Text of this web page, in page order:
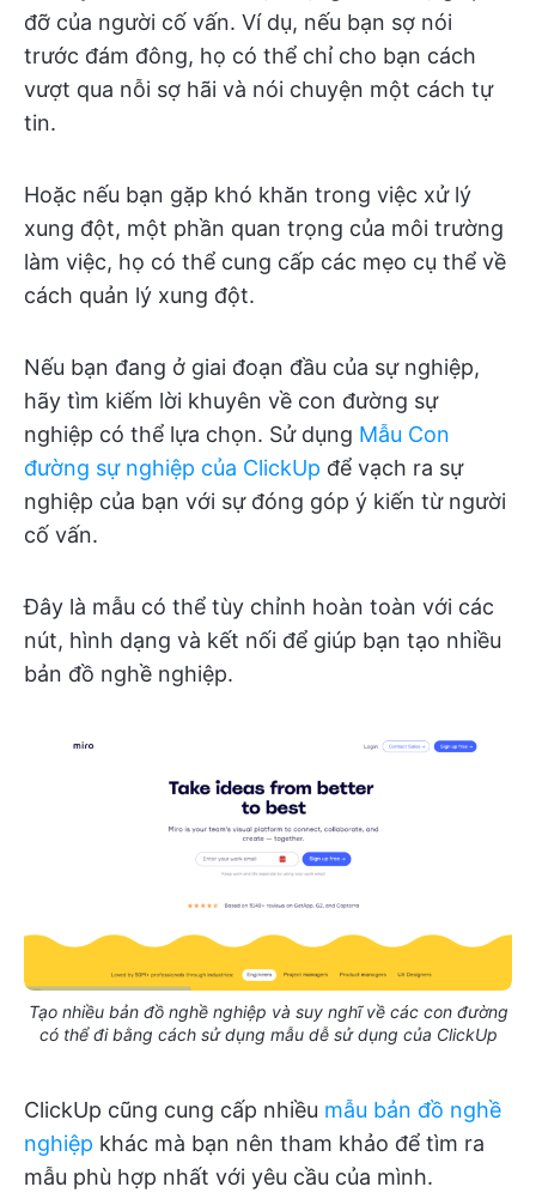
đỡ của người cố vấn. Ví dụ, nếu bạn sợ nói
trước đám đông, họ có thể chỉ cho bạn cách
vượt qua nỗi sợ hãi và nói chuyện một cách tự
tin.
Hoặc nếu bạn gặp khó khăn trong việc xử lý
xung đột, một phần quan trọng của môi trường
làm việc, họ có thể cung cấp các mẹo cụ thể về
cách quản lý xung đột.
Nếu bạn đang ở giai đoạn đầu của sự nghiệp,
hãy tìm kiếm lời khuyên về con đường sự
nghiệp có thể lựa chọn. Sử dụng Mẫu Con
đường sự nghiệp của ClickUp để vạch ra sự
nghiệp của bạn với sự đóng góp ý kiến từ người
cố vấn.
Đây là mẫu có thể tùy chỉnh hoàn toàn với các
nút, hình dạng và kết nối để giúp bạn tạo nhiều
bản đồ nghề nghiệp.
Tạo nhiều bản đồ nghề nghiệp và suy nghĩ về các con đường
có thể đi bằng cách sử dụng mẫu dễ sử dụng của ClickUp
ClickUp cũng cung cấp nhiều mẫu bản đồ nghề
nghiệp khác mà bạn nên tham khảo để tìm ra
mẫu phù hợp nhất với yêu cầu của mình.